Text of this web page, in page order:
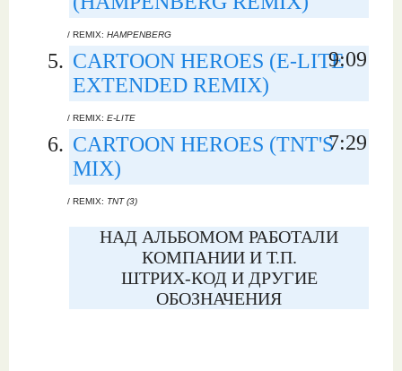
/ REMIX: HAMPENBERG
CARTOON HEROES (E-LITE
EXTENDED REMIX)
9:09
/ REMIX: E-LITE
CARTOON HEROES (TNT'S
MIX)
7:29
/ REMIX: TNT (3)
НАД АЛЬБОМОМ РАБОТАЛИ
КОМПАНИИ И Т.П.
ШТРИХ-КОД И ДРУГИЕ
ОБОЗНАЧЕНИЯ